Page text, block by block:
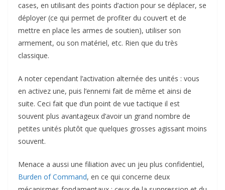
cases, en utilisant des points d’action pour se déplacer, se
déployer (ce qui permet de profiter du couvert et de
mettre en place les armes de soutien), utiliser son
armement, ou son matériel, etc. Rien que du très
classique.
A noter cependant l’activation alternée des unités : vous
en activez une, puis l’ennemi fait de même et ainsi de
suite. Ceci fait que d’un point de vue tactique il est
souvent plus avantageux d’avoir un grand nombre de
petites unités plutôt que quelques grosses agissant moins
souvent.
Menace a aussi une filiation avec un jeu plus confidentiel,
Burden of Command, en ce qui concerne deux